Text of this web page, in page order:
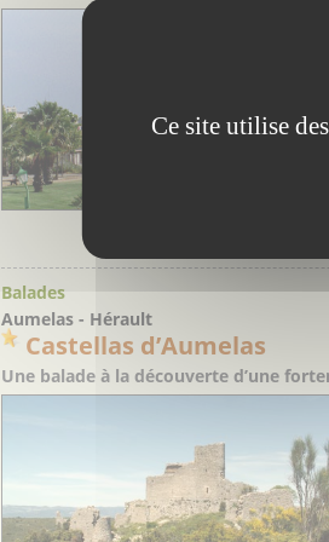
Balades
Aumelas - Hérault
Castellas d’Aumelas
Une balade à la découverte d’une
Ce site utilise